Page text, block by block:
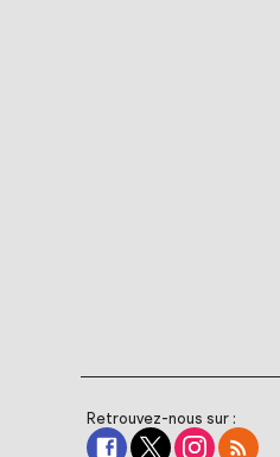
Retrouvez-nous sur :